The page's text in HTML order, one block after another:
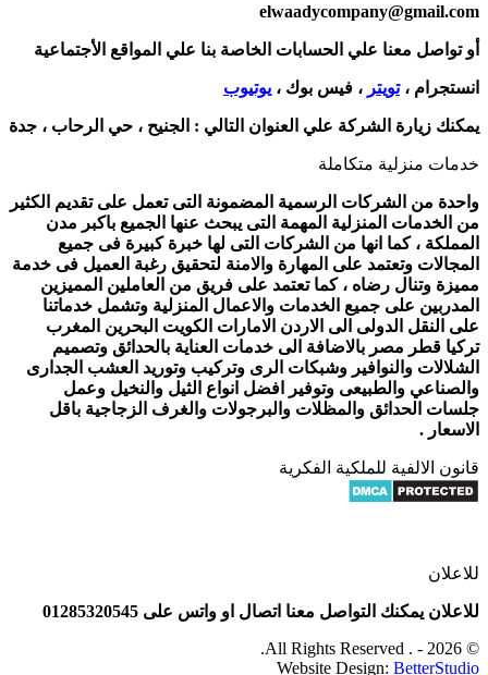
elwaadycompany@gmail.com
أو تواصل معنا علي الحسابات الخاصة بنا علي المواقع الأجتماعية
انستجرام ،تويتر ، فيس بوك ، يوتيوب
يمكنك زيارة الشركة علي العنوان التالي : الجنيح ، حي الرحاب ، جدة
خدمات منزلية متكاملة
واحدة من الشركات الرسمية المضمونة التى تعمل على تقديم الكثير
من الخدمات المنزلية المهمة التى يبحث عنها الجميع باكبر مدن
المملكة ، كما انها من الشركات التى لها خبرة كبيرة فى جميع
المجالات وتعتمد على المهارة والامنة لتحقيق رغبة العميل فى خدمة
مميزة وتنال رضاه ، كما تعتمد على فريق من العاملين المميزين
المدربين على جميع الخدمات والاعمال المنزلية وتشمل خدماتنا
على النقل الدولى الى الاردن الامارات الكويت البحرين المغرب
تركيا قطر مصر بالاضافة الى خدمات العناية بالحدائق وتصميم
الشلالات والنوافير وشبكات الرى وتركيب وتوريد العشب الجدارى
والصناعي والطبيعى وتوفير افضل انواع الثيل والنخيل وعمل
جلسات الحدائق والمظلات والبرجولات والغرف الزجاجية باقل
الاسعار .
قانون الالفية للملكية الفكرية
للاعلان
للاعلان يمكنك التواصل معنا اتصال او واتس على 01285320545
© 2026 - . All Rights Reserved.
Website Design: BetterStudio